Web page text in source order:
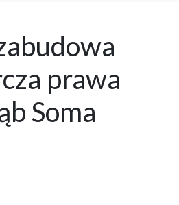
prawa
Soma